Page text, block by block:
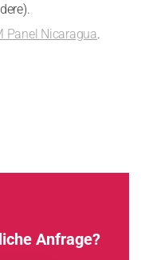
Panel Nicaragua.
Anfrage?